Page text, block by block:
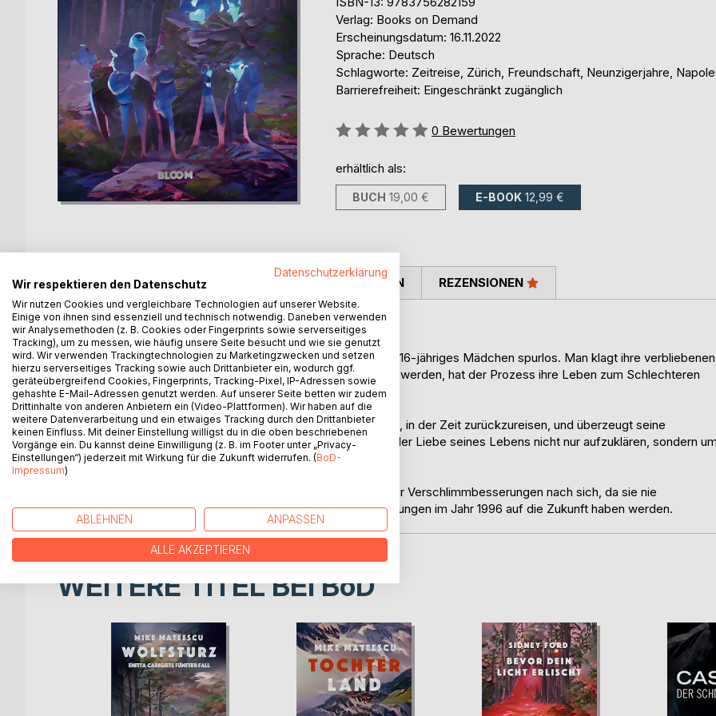
Verlag: Books on Demand
Erscheinungsdatum: 16.11.2022
Sprache: Deutsch
Schlagworte: Zeitreise, Zürich, Freundschaft, Neunzigerjahre,
Barrierefreiheit: Eingeschränkt zugänglich
Bewertung::
0 Bewertungen
erhältlich als:
BUCH 19,00 € E-BOOK 12,99 €
BESCHREIBUNG
Zeitreisen, wie sie noch niemand erzählt hat.
1996: Während einer Feier in der Wildnis verschwindet ein 16-jähriges Mädchen spurlos. Man klagt ihre verbliebenen
fünf Freunde des Mordes an. Obwohl alle freigesprochen werden, hat der Prozess ihre Leben zum Schlechteren
verändert.
2013: Der ehemalige Anführer der Clique findet einen Weg, in der Zeit zurückzureisen, und überzeugt seine
vormaligen Gefährten, ihn zu begleiten. Um den Mord an der Liebe seines Lebens nicht nur aufzuklären, sondern
ihn zu verhindern.
Ihre Interventionen ziehen eine nicht endende Kaskade der Verschlimmbesserungen nach sich, da sie nie
voraussagen können, welche Auswirkungen ihre Veränderungen im Jahr 1996 auf die Zukunft haben werden.
AUTOR/IN PRESSESTIMMEN REZENSIONEN
WEITERE TITEL BEIBoD
Datenschutzerklärung
Wir respektieren den Datenschutz
Wir nutzen Cookies und vergleichbare Technologien auf unserer Website.
Einige von ihnen sind essenziell und technisch notwendig. Daneben verwenden
wir Analysemethoden (z. B. Cookies oder Fingerprints sowie serverseitiges
Tracking), um zu messen, wie häufig unsere Seite besucht und wie sie genutzt
wird. Wir verwenden Trackingtechnologien zu Marketingzwecken und setzen
hierzu serverseitiges Tracking sowie auch Drittanbieter ein, wodurch ggf.
geräteübergreifend Cookies, Fingerprints, Tracking-Pixel, IP-Adressen sowie
gehashte E-Mail-Adressen genutzt werden. Auf unserer Seite betten wir zudem
Drittinhalte von anderen Anbietern ein (Video-Plattformen). Wir haben auf die
weitere Datenverarbeitung und ein etwaiges Tracking durch den Drittanbieter
keinen Einfluss. Mit deiner Einstellung willigst du in die oben beschriebenen
Vorgänge ein. Du kannst deine Einwilligung (z. B. im Footer unter „Privacy-
Einstellungen“) jederzeit mit Wirkung für die Zukunft widerrufen. (BoD-
Impressum)
ABLEHNEN ANPASSEN
ALLE AKZEPTIEREN